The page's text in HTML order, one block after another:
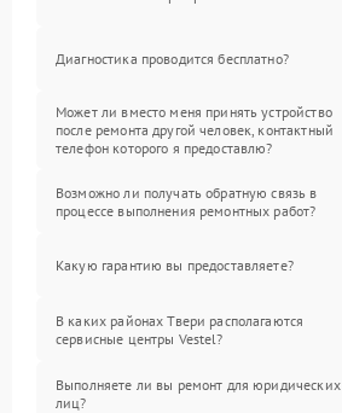
Диагностика проводится бесплатно?
Может ли вместо меня принять устройство
после ремонта другой человек, контактный
телефон которого я предоставлю?
Возможно ли получать обратную связь в
процессе выполнения ремонтных работ?
Какую гарантию вы предоставляете?
В каких районах Твери располагаются
сервисные центры Vestel?
Выполняете ли вы ремонт для юридических
лиц?